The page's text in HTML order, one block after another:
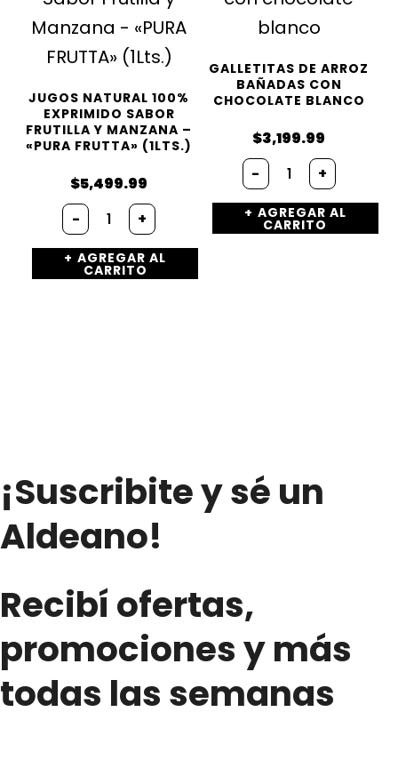
JUGOS NATURAL 100%
EXPRIMIDO SABOR
FRUTILLA Y MANZANA –
«PURA FRUTTA» (1LTS.)
$5,499.99
- Jugos
natural
100%
Exprimido
Sabor
+
AGREGAR AL
CARRITO
GALLETITAS DE ARROZ
BAÑADAS CON
CHOCOLATE BLANCO
$3,199.99
- Galletitas
de
arroz
bañadas
con
+
AGREGAR AL
CARRITO
¡Suscribite y sé un
Aldeano!
Recibí ofertas,
promociones y más
todas las semanas